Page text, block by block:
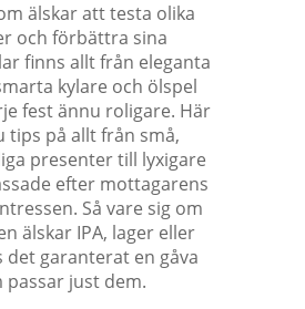
älskar att testa olika
och förbättra sina
finns allt från eleganta
kylare och ölspel
fest ännu roligare. Här
tips på allt från små,
presenter till lyxigare
efter mottagarens
Så vare sig om
älskar IPA, lager eller
det garanterat en gåva
passar just dem.